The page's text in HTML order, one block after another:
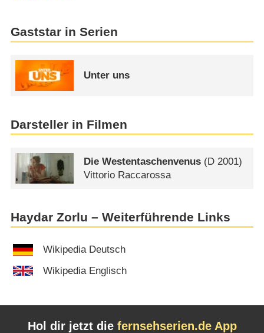
Gaststar in Serien
Unter uns
Darsteller in Filmen
Die Westentaschenvenus (D 2001)
Vittorio Raccarossa
Haydar Zorlu – Weiterführende Links
Wikipedia Deutsch
Wikipedia Englisch
Hol dir jetzt die fernsehserien.de App